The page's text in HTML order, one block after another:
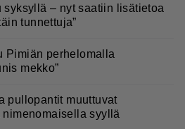
syksyllä – nyt saatiin lisätietoa
tunnettuja”
Pimiän perhelomalla
mekko”
pullopantit muuttuvat
syyllä